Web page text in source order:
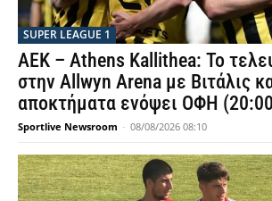
SUPER LEAGUE 1
ΑΕΚ – Athens Kallithea: Το
στην Allwyn Arena με Βιτάλις
αποκτήματα ενόψει ΟΦΗ
Sportlive Newsroom - 08/08/2026 08:10